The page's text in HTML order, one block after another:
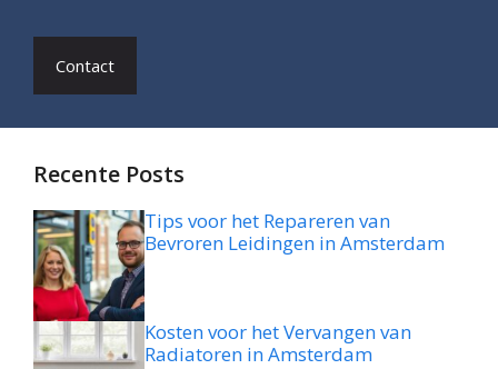
Contact
Recente Posts
Tips voor het Repareren van
Bevroren Leidingen in Amsterdam
Kosten voor het Vervangen van
Radiatoren in Amsterdam